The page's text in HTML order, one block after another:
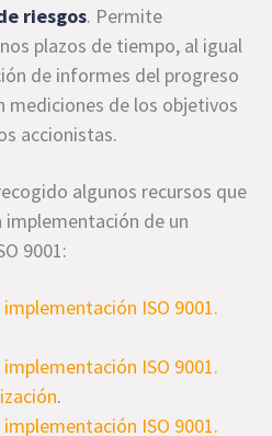
riesgos. Permite
plazos de tiempo, al igual
de informes del progreso
mediciones de los objetivos
accionistas.
algunos recursos que
implementación de un
9001:
ISO 9001.
ISO 9001.
.
ISO 9001.